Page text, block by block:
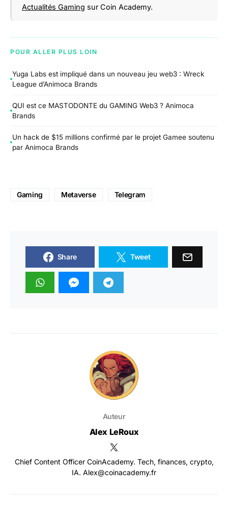
Actualités Gaming sur Coin Academy.
POUR ALLER PLUS LOIN
Yuga Labs est impliqué dans un nouveau jeu web3 : Wreck
League d’Animoca Brands
QUI est ce MASTODONTE du GAMING Web3 ? Animoca
Brands
Un hack de $15 millions confirmé par le projet Gamee soutenu
par Animoca Brands
Gaming Metaverse Telegram
Share Tweet
Auteur
Alex LeRoux
Chief Content Officer CoinAcademy. Tech, finances, crypto,
IA. Alex@coinacademy.fr